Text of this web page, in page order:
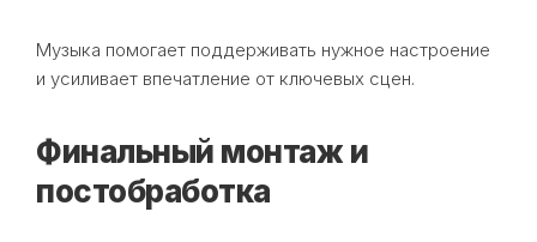
Музыка помогает поддерживать нужное настроение
и усиливает впечатление от ключевых сцен.
Финальный монтаж и
постобработка